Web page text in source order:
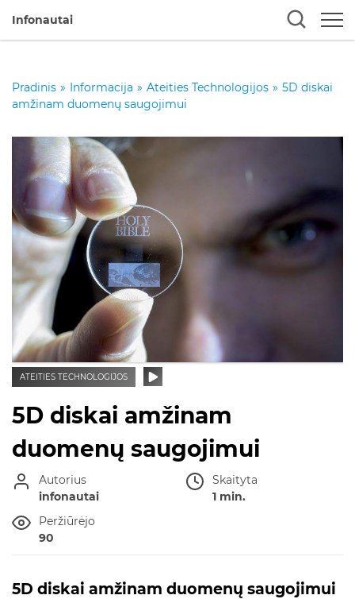
Infonautai
Pradinis » Informacija » Ateities Technologijos » 5D diskai
amžinam duomenų saugojimui
ATEITIES TECHNOLOGIJOS
5D diskai amžinam
duomenų saugojimui
Autorius
infonautai
Skaityta
1 min.
Peržiūrėjo
90
5D diskai amžinam duomenų saugojimui